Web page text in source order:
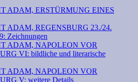
ADAM, ERSTÜRMUNG EINES
ADAM, REGENSBURG 23./24.
Zeichnungen
ADAM, NAPOLEON VOR
VI: bildliche und literarische
ADAM, NAPOLEON VOR
V: weitere Details